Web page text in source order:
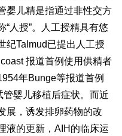
婴儿精是指通过非性交方
人授”。人工授精具有悠
纪Talmud已提出人工授
报道首例使用供精者
年Bunge等报道首例
管婴儿移植后症状。而近
展，诱发排卵药物的改
液的更新，AIH的临床运